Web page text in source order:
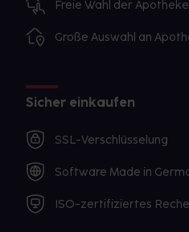
Freie Wahl der Apotheke
Große Auswahl an
Sicher einkaufen
SSL-Verschlüsselung
Software Made in
ISO-zertifiziertes